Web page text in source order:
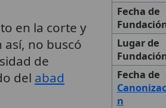
Fecha de
Lugar de
Fecha de
n
en la corte y
no buscó
de
del abad